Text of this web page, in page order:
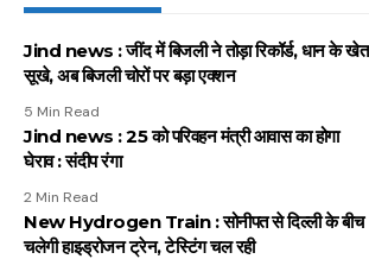
Jind news : जींद में बिजली ने तोड़ा रिकॉर्ड, धान के खेत
सूखे, अब बिजली चोरों पर बड़ा एक्शन
5 Min Read
Jind news : 25 को परिवहन मंत्री आवास का होगा
घेराव : संदीप रंगा
2 Min Read
New Hydrogen Train : सोनीपत से दिल्ली के बीच
चलेगी हाइड्रोजन ट्रेन, टेस्टिंग चल रही